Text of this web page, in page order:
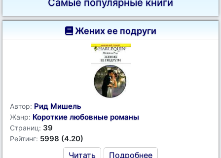
Самые популярные книги
Жених ее подруги
Автор: Рид Мишель
Жанр: Короткие любовные романы
Страниц: 39
Рейтинг: 5998 (4.20)
Читать Подробнее